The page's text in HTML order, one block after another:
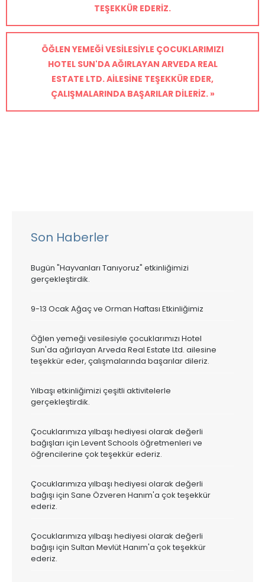
TEŞEKKÜR EDERIZ.
ÖĞLEN YEMEĞI VESILESIYLE ÇOCUKLARIMIZI
HOTEL SUN'DA AĞIRLAYAN ARVEDA REAL
ESTATE LTD. AILESINE TEŞEKKÜR EDER,
ÇALIŞMALARINDA BAŞARILAR DILERIZ. »
Son Haberler
Bugün "Hayvanları Tanıyoruz" etkinliğimizi
gerçekleştirdik.
9-13 Ocak Ağaç ve Orman Haftası Etkinliğimiz
Öğlen yemeği vesilesiyle çocuklarımızı Hotel
Sun'da ağırlayan Arveda Real Estate Ltd. ailesine
teşekkür eder, çalışmalarında başarılar dileriz.
Yılbaşı etkinliğimizi çeşitli aktivitelerle
gerçekleştirdik.
Çocuklarımıza yılbaşı hediyesi olarak değerli
bağışları için Levent Schools öğretmenleri ve
öğrencilerine çok teşekkür ederiz.
Çocuklarımıza yılbaşı hediyesi olarak değerli
bağışı için Sane Özveren Hanım'a çok teşekkür
ederiz.
Çocuklarımıza yılbaşı hediyesi olarak değerli
bağışı için Sultan Mevlüt Hanım'a çok teşekkür
ederiz.